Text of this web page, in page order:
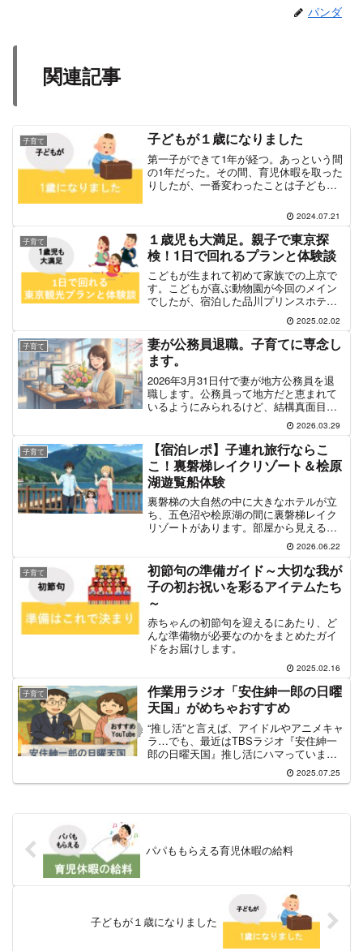
パンダ
関連記事
子育て 子どもが１歳になりました
第一子ができて1年が経つ。あっという間
の1年だった。その間、育児休暇を取った
りしたが、一番変わったことは子ども中
2024.07.21
子育て
１歳児も大満足。親子で東京探
検！1日で回れるプランと体験談
こどもが生まれて初めて家族での上京で
す。こどもが喜ぶ動物園が今回のメイン
でしたが、宿泊した品川プリンスホテル
にある水族館、イルカショーがあってと
2025.02.02
子育て
妻が公務員退職。子育てに専念し
ます。
2026年3月31日付で妻が地方公務員を退
職します。公務員って地方だと恵まれて
いるようにみられるけど、結構真面目に
2026.03.29
子育て
【宿泊レポ】子連れ旅行ならこ
こ！裏磐梯レイクリゾート＆桧原
湖遊覧船体験
裏磐梯の大自然の中に大きなホテルが立
ち、五色沼や桧原湖の間に裏磐梯レイク
リゾートがあります。部屋から見える桧
原湖の景色は特別感があります。自然に
囲まれた静かな環境で、都会では味わえ
ないゆったりとした時間が流れていまし
た。
2026.06.22
子育て
初節句の準備ガイド～大切な我が
子の初お祝いを彩るアイテムたち
～
赤ちゃんの初節句を迎えるにあたり、ど
んな準備物が必要なのかをまとめたガイ
ドをお届けします。
2025.02.16
子育て
作業用ラジオ「安住紳一郎の日曜
天国」がめちゃおすすめ
“推し活”と言えば、アイドルやアニメキャ
ラ…でも、最近はTBSラジオ『安住紳一
郎の日曜天国』推し活にハマっていま
す。週に一度ラジオに届く、リスナーの
笑いと涙のエピソードを、安住アナと中
2025.07.25
パパももらえる育児休暇の給料
子どもが１歳になりました